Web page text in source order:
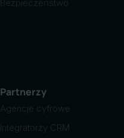
Bezpieczeństwo
Partnerzy
Agencje cyfrowe
Integratorzy CRM